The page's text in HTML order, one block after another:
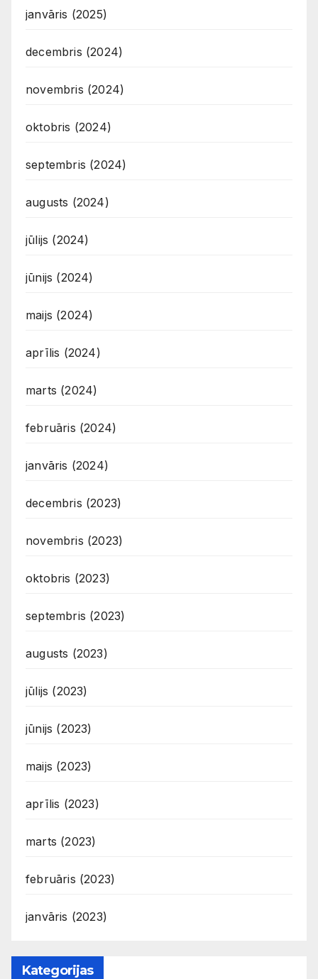
janvāris (2025)
decembris (2024)
novembris (2024)
oktobris (2024)
septembris (2024)
augusts (2024)
jūlijs (2024)
jūnijs (2024)
maijs (2024)
aprīlis (2024)
marts (2024)
februāris (2024)
janvāris (2024)
decembris (2023)
novembris (2023)
oktobris (2023)
septembris (2023)
augusts (2023)
jūlijs (2023)
jūnijs (2023)
maijs (2023)
aprīlis (2023)
marts (2023)
februāris (2023)
janvāris (2023)
Kategorijas